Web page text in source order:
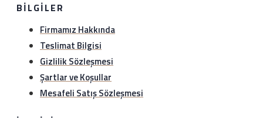
BILGILER
Firmamız Hakkında
Teslimat Bilgisi
Gizlilik Sözleşmesi
Şartlar ve Koşullar
Mesafeli Satış Sözleşmesi